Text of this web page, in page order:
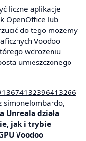
liczne aplikacje
OpenOffice lub
do tego możemy
Voodoo
wdrożeniu
umieszczonego
simonelombardo,
Unreala działa
jak i trybie
Voodoo